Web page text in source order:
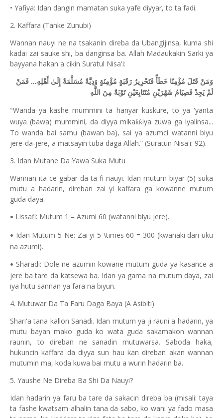
• Yafiya: Idan dangin mamatan suka yafe diyyar, to ta fadi.
2. Kaffara (Tanke Zunubi)
Wannan nauyi ne na tsakanin direba da Ubangijinsa, kuma shi
kadai zai sauke shi, ba danginsa ba. Allah Madaukakin Sarki ya
bayyana hakan a cikin Suratul Nisa'i:
وَمَنْ قَتَلَ مُؤْمِنًا خَطَأً فَتَحْرِيرُ رَقَبَةٍ مُؤْمِنَةٍ وَدِيَّةٌ مُسَلَّمَةٌ إِلَىٰ أَهْلِهِ... فَمَنْ
لَمْ يَجِدْ فَصِيَامُ شَهْرَيْنِ مُتَتَابِعَيْنِ تَوْبَةً مِنَ اللَّهِ
“Wanda ya kashe mummini ta hanyar kuskure, to ya 'yanta
wuya (bawa) mummini, da diyya mikaƙƙiya zuwa ga iyalinsa...
To wanda bai samu (bawan ba), sai ya azumci watanni biyu
jere-da-jere, a matsayin tuba daga Allah.” (Suratun Nisa'i: 92).
3. Idan Mutane Da Yawa Suka Mutu
Wannan ita ce gabar da ta fi nauyi. Idan mutum biyar (5) suka
mutu a hadarin, direban zai yi kaffara ga kowanne mutum
guda daya.
• Lissafi: Mutum 1 = Azumi 60 (watanni biyu jere).
• Idan Mutum 5 Ne: Zai yi 5 \times 60 = 300 (kwanaki dari uku
na azumi).
• Sharadi: Dole ne azumin kowane mutum guda ya kasance a
jere ba tare da katsewa ba. Idan ya gama na mutum daya, zai
iya hutu sannan ya fara na biyun.
4. Mutuwar Da Ta Faru Daga Baya (A Asibiti)
Shari'a tana kallon Sanadi. Idan mutum ya ji rauni a hadarin, ya
mutu bayan mako guda ko wata guda sakamakon wannan
raunin, to direban ne sanadin mutuwarsa. Saboda haka,
hukuncin kaffara da diyya sun hau kan direban akan wannan
mutumin ma, koda kuwa bai mutu a wurin hadarin ba.
5. Yaushe Ne Direba Ba Shi Da Nauyi?
Idan hadarin ya faru ba tare da sakacin direba ba (misali: taya
ta fashe kwatsam alhalin tana da sabo, ko wani ya fado masa